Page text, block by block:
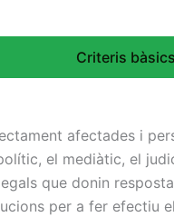
Criteris
afectades i
el mediàtic, el
que donin
per a fer efectiu